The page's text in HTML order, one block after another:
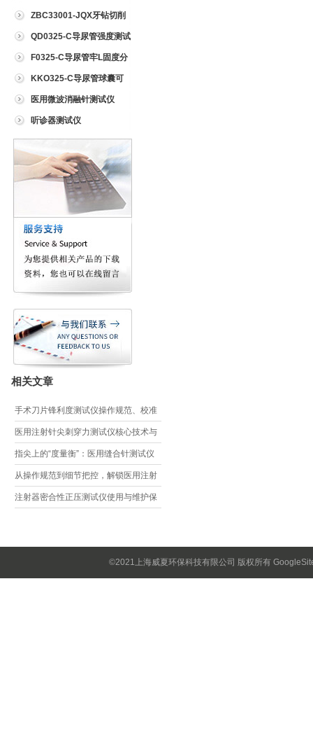
ZBC33001-JQX牙钻切削
试验仪QD0325-C导尿管强度测试
仪
F0325-C导尿管牢L固度分
离力测试仪
KKO325-C导尿管球囊可
靠性测试仪
医用微波消融针测试仪
听诊器测试仪
相关文章
手术刀片锋利度测试仪操作规范、校准
方法与常见误差来源一文搞定
医用注射针尖刺穿力测试仪核心技术与
应用价值解析
指尖上的“度量衡”：医用缝合针测试仪
如何守护手术安全
从操作规范到细节把控，解锁医用注射
针测试仪避坑指南
注射器密合性正压测试仪使用与维护保
©2021上海威夏环保科技有限公司 版权所有